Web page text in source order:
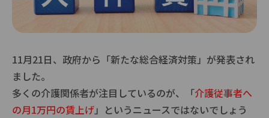
11月21日、政府から「新たな総合経済対策」が発表され
ました。
多くの介護関係者が注目しているのが、「介護従事者へ
の月1万円の賃上げ」というニュースではないでしょう